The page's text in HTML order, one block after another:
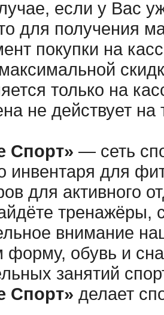
если у Вас
для получения
покупки на
только на
не действует
Спорт» — сеть
инвентаря для
для активного
тренажёры,
внимание
форму, обувь и
занятий
Спорт» делает